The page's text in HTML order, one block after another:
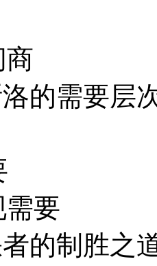
商
中
的需要层
需
实现
者的制胜